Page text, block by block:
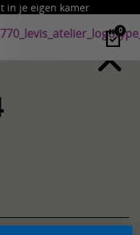
in je eigen kamer
0